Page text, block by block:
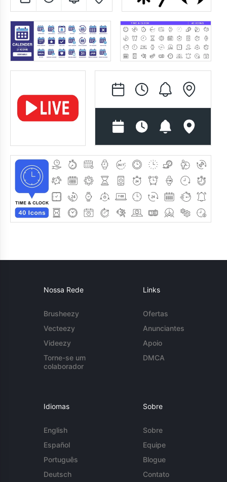
Nossa Rede
Brusheezy
Vecteezy
Videezy
Torne-se um
colaborador
Links
Ofertas
Anunciantes
Apoio
DMCA
Idiomas
English
Español
Português
Deutsch
Sobre
Sobre
Equipe
Blogue
Contato